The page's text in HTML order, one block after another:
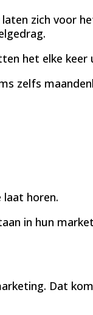
zich voor
het elke keer
zelfs
laat horen.
in hun
Dat